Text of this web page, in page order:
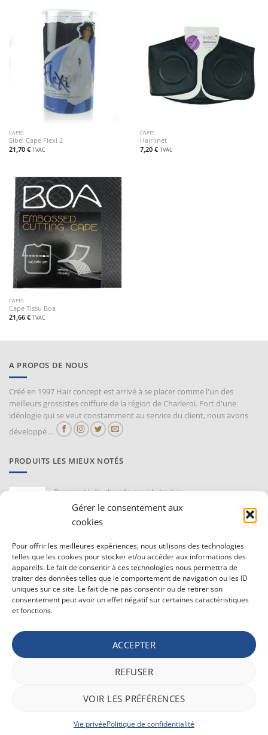
Gérer le consentement aux
cookies
Pour offrir les meilleures expériences, nous utilisons des technologies
telles que les cookies pour stocker et/ou accéder aux informations des
appareils. Le fait de consentir à ces technologies nous permettra de
traiter des données telles que le comportement de navigation ou les ID
uniques sur ce site. Le fait de ne pas consentir ou de retirer son
consentement peut avoir un effet négatif sur certaines caractéristiques
et fonctions.
ACCEPTER
REFUSER
VOIR LES PRÉFÉRENCES
Vie privéePolitique de confidentialité
CAPES
Sibel Cape Flexi 2
21,70 € TVAC
CAPES
Hairlinet
7,20 € TVAC
CAPES
Cape Tissu Boa
21,66 € TVAC
A PROPOS DE NOUS
Créé en 1997 Hair concept est arrivé à se placer comme l'un des
meilleurs grossistes coiffure de la région de Charleroi. Fort d'une
idéologie qui se veut constamment au service du client, nous avons
développé ...
PRODUITS LES MIEUX NOTÉS
Proraso Huile chaude pour la barbe
10,30€ TVAC
7,20 €
CONDITIONS GÉNÉRALE DE VENTE ET VIE PRIVÉE
Vie privée
Politique de confidentialité